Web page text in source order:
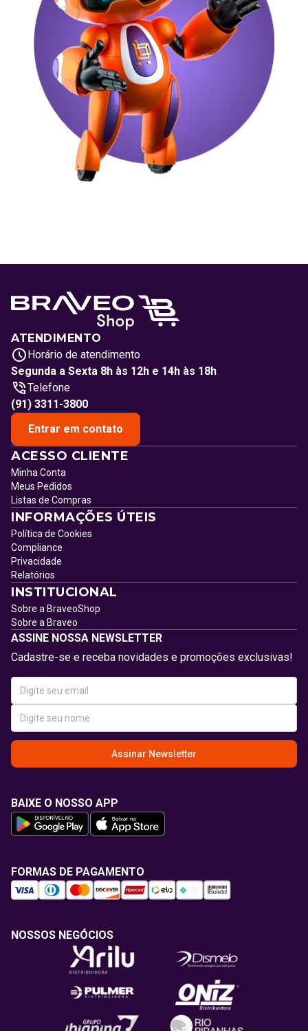
ATENDIMENTO
Horário de atendimento
Segunda a Sexta 8h às 12h e 14h às 18h
Telefone
(91) 3311-3800
Entrar em contato
ACESSO CLIENTE
Minha Conta
Meus Pedidos
Listas de Compras
INFORMAÇÕES ÚTEIS
Política de Cookies
Compliance
Privacidade
Relatórios
INSTITUCIONAL
Sobre a BraveoShop
Sobre a Braveo
ASSINE NOSSA NEWSLETTER
Cadastre-se e receba novidades e promoções exclusivas!
Assinar Newsletter
BAIXE O NOSSO APP
FORMAS DE PAGAMENTO
NOSSOS NEGÓCIOS